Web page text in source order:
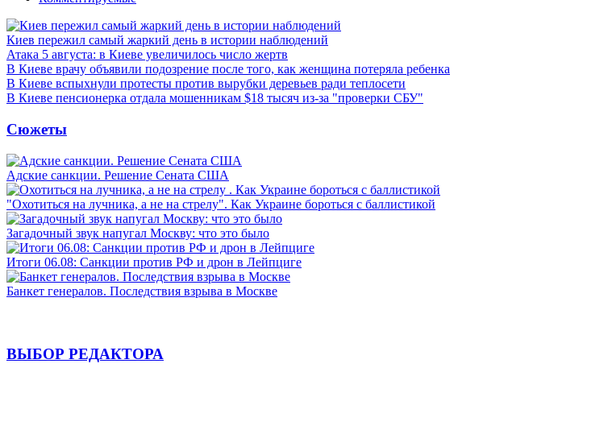
Киев пережил самый жаркий день в истории наблюдений
Атака 5 августа: в Киеве увеличилось число жертв
В Киеве врачу объявили подозрение после того, как женщина потеряла ребенка
В Киеве вспыхнули протесты против вырубки деревьев ради теплосети
В Киеве пенсионерка отдала мошенникам $18 тысяч из-за "проверки СБУ"
Сюжеты
Адские санкции. Решение Сената США
"Охотиться на лучника, а не на стрелу". Как Украине бороться с баллистикой
Загадочный звук напугал Москву: что это было
Итоги 06.08: Санкции против РФ и дрон в Лейпциге
Банкет генералов. Последствия взрыва в Москве
ВЫБОР РЕДАКТОРА